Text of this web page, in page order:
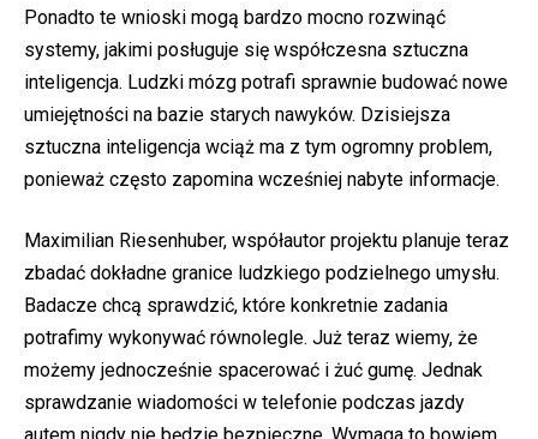
Ponadto te wnioski mogą bardzo mocno rozwinąć
systemy, jakimi posługuje się współczesna sztuczna
inteligencja. Ludzki mózg potrafi sprawnie budować nowe
umiejętności na bazie starych nawyków. Dzisiejsza
sztuczna inteligencja wciąż ma z tym ogromny problem,
ponieważ często zapomina wcześniej nabyte informacje.
Maximilian Riesenhuber, współautor projektu planuje teraz
zbadać dokładne granice ludzkiego podzielnego umysłu.
Badacze chcą sprawdzić, które konkretnie zadania
potrafimy wykonywać równolegle. Już teraz wiemy, że
możemy jednocześnie spacerować i żuć gumę. Jednak
sprawdzanie wiadomości w telefonie podczas jazdy